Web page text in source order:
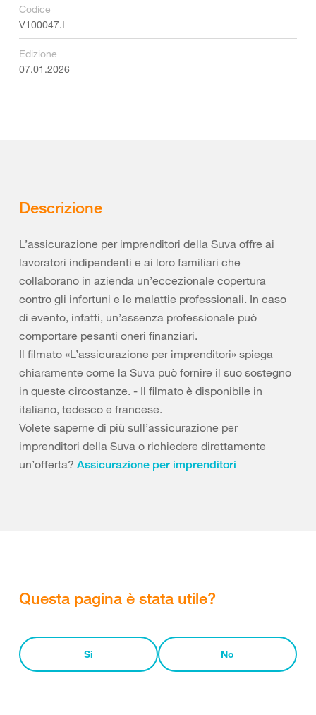
Codice
V100047.I
Edizione
07.01.2026
Descrizione
L’assicurazione per imprenditori della Suva offre ai
lavoratori indipendenti e ai loro familiari che
collaborano in azienda un’eccezionale copertura
contro gli infortuni e le malattie professionali. In caso
di evento, infatti, un’assenza professionale può
comportare pesanti oneri finanziari.
Il filmato «L’assicurazione per imprenditori» spiega
chiaramente come la Suva può fornire il suo sostegno
in queste circostanze. - Il filmato è disponibile in
italiano, tedesco e francese.
Volete saperne di più sull’assicurazione per
imprenditori della Suva o richiedere direttamente
un’offerta? Assicurazione per imprenditori
Questa pagina è stata utile?
Sì No